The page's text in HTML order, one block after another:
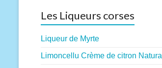
Les Liqueurs corses
Liqueur de Myrte
Limoncellu Crème de citron Natura